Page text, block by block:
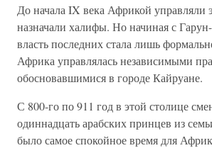
До начала IX века Африкой управляли
назначали халифы. Но начиная с
власть последних стала лишь
Африка управлялась независимыми
обосновавшимися в городе Кайруане.
С 800-го по 911 год в этой столице
одиннадцать арабских принцев из
было самое спокойное время для